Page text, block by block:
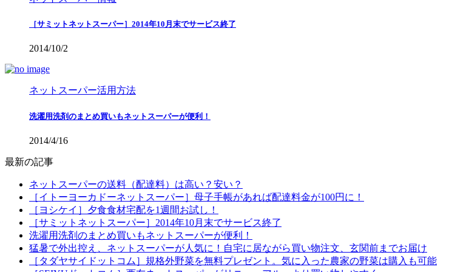
［サミットネットスーパー］2014年10月末でサービス終了
2014/10/2
ネットスーパー活用方法
洗濯用洗剤のまとめ買いもネットスーパーが便利！
2014/4/16
最新の記事
ネットスーパーの送料（配達料）は高い？安い？
［イトーヨーカドーネットスーパー］母子手帳があれば配達料金が100円に！
［ヨシケイ］夕食食材宅配を1週間お試し！
［サミットネットスーパー］2014年10月末でサービス終了
洗濯用洗剤のまとめ買いもネットスーパーが便利！
猛暑で外出控え、ネットスーパーが人気に！自宅に居ながら買い物注文、玄関前までお届け
［タダヤサイドットコム］規格外野菜を無料プレゼント。気に入った農家の野菜は購入も可能